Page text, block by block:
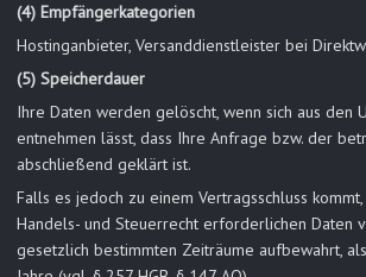
(4) Empfängerkategorien
Hostinganbieter, Versanddienstleister bei
(5) Speicherdauer
Ihre Daten werden gelöscht, wenn sich aus den
entnehmen lässt, dass Ihre Anfrage bzw. der
abschließend geklärt ist.
Falls es jedoch zu einem Vertragsschluss
Handels- und Steuerrecht erforderlichen Daten
gesetzlich bestimmten Zeiträume aufbewahrt,